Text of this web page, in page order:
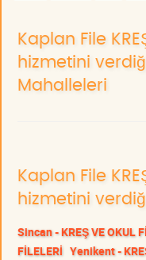
Kaplan File
hizmetini
Mahalleleri
Kaplan File
hizmetini
Sincan - KREŞ VE OKUL
FİLELERİ Yenikent -